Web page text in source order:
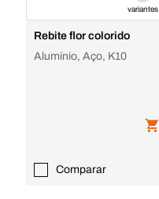
variantes
Rebite flor colorido
Alumínio, Aço, K10
Comparar